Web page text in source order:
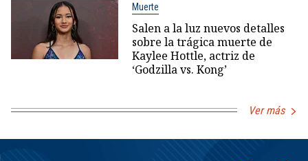
Muerte
Salen a la luz nuevos detalles
sobre la trágica muerte de
Kaylee Hottle, actriz de
‘Godzilla vs. Kong’
Ver más